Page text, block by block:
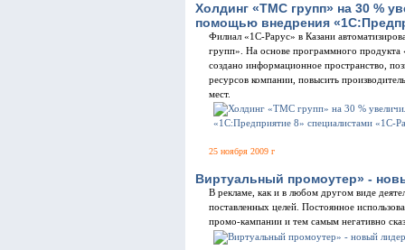
Холдинг «ТМС групп» на 30 %
помощью внедрения
Филиал «1С-Рарус» в Казани
групп». На основе программного
создано информационное пространство,
ресурсов компании, повысить
мест.
25 ноября 2009 г
Виртуальный промоутер» -
В рекламе, как и в любом другом виде
поставленных целей. Постоянное
промо-кампании и тем самым негативно